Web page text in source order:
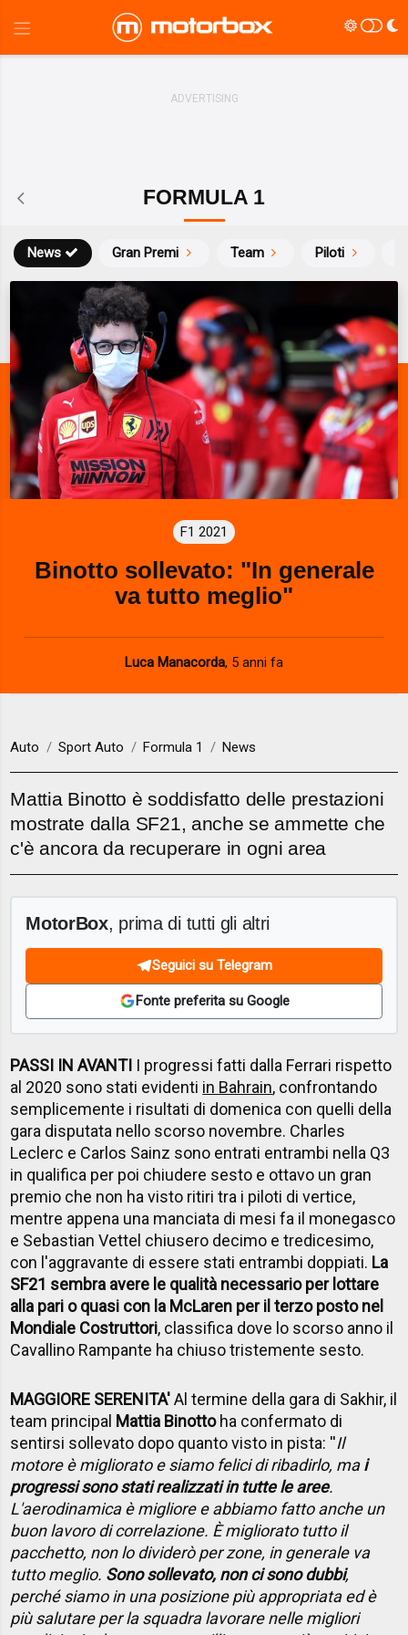
FORMULA 1
News Gran Premi Team Piloti
F1 2021
Binotto sollevato: "In generale
va tutto meglio"
Luca Manacorda, 5 anni fa
Auto Sport Auto Formula 1 News
Mattia Binotto è soddisfatto delle prestazioni
mostrate dalla SF21, anche se ammette che
c'è ancora da recuperare in ogni area
MotorBox, prima di tutti gli altri
Seguici su Telegram
Fonte preferita su Google
PASSI IN AVANTI I progressi fatti dalla Ferrari rispetto
al 2020 sono stati evidenti in Bahrain, confrontando
semplicemente i risultati di domenica con quelli della
gara disputata nello scorso novembre. Charles
Leclerc e Carlos Sainz sono entrati entrambi nella Q3
in qualifica per poi chiudere sesto e ottavo un gran
premio che non ha visto ritiri tra i piloti di vertice,
mentre appena una manciata di mesi fa il monegasco
e Sebastian Vettel chiusero decimo e tredicesimo,
con l'aggravante di essere stati entrambi doppiati. La
SF21 sembra avere le qualità necessario per lottare
alla pari o quasi con la McLaren per il terzo posto nel
Mondiale Costruttori, classifica dove lo scorso anno il
Cavallino Rampante ha chiuso tristemente sesto.
MAGGIORE SERENITA'Al termine della gara di Sakhir, il
team principal Mattia Binottoha confermato di
sentirsi sollevato dopo quanto visto in pista: ''Il
motore è migliorato e siamo felici di ribadirlo, mai
progressi sono stati realizzati in tutte le aree.
L'aerodinamica è migliore e abbiamo fatto anche un
buon lavoro di correlazione. È migliorato tutto il
pacchetto, non lo dividerò per zone, in generale va
tutto meglio. Sono sollevato, non ci sono dubbi,
perché siamo in una posizione più appropriata ed è
più salutare per la squadra lavorare nelle migliori